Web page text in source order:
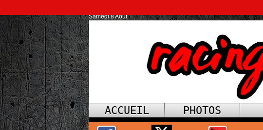
Samedi 8 Août
ACCUEIL PHOTOS